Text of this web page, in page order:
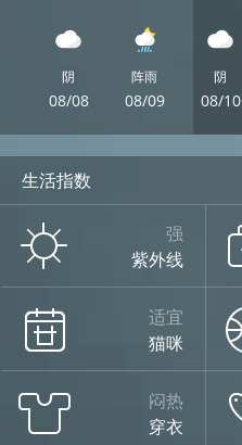
阴
08/08
阵雨
08/09
阴
08/10
生活指数
强
紫外线
适宜
猫咪
闷热
穿衣